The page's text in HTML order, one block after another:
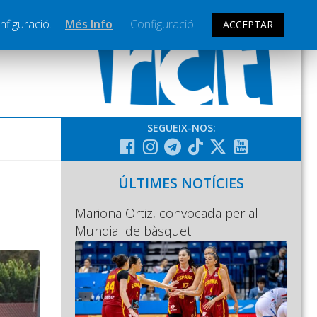
SEGUEIX-NOS:
ÚLTIMES NOTÍCIES
Mariona Ortiz, convocada per al
Mundial de bàsquet
Més Info Configuració ACCEPTAR